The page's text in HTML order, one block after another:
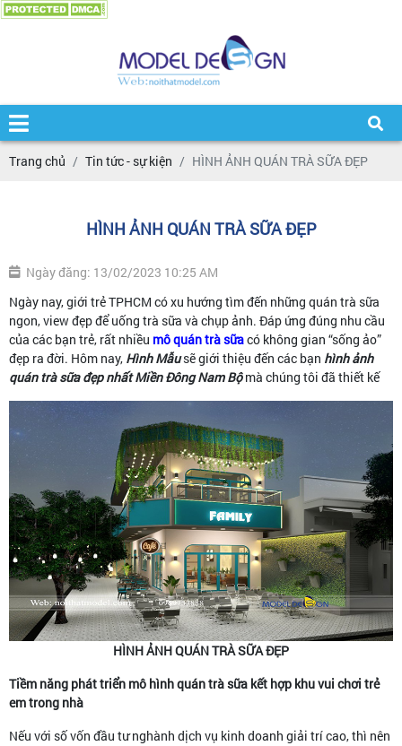
Trang chủ Tin tức - sự kiện HÌNH ẢNH QUÁN TRÀ SỮA ĐẸP
HÌNH ẢNH QUÁN TRÀ SỮA ĐẸP
Ngày đăng: 13/02/2023 10:25 AM
Ngày nay, giới trẻ TPHCM có xu hướng tìm đến những quán trà sữa
ngon, view đẹp để uống trà sữa và chụp ảnh. Đáp ứng đúng nhu cầu
của các bạn trẻ, rất nhiều mô quán trà sữacó không gian “sống ảo”
đẹp ra đời. Hôm nay, Hình Mẫusẽ giới thiệu đến các bạn hình ảnh
quán trà sữa đẹp nhất Miền Đông Nam Bộmà chúng tôi đã thiết kế
HÌNH ẢNH QUÁN TRÀ SỮA ĐẸP
Tiềm năng phát triển mô hình quán trà sữa kết hợp khu vui chơi trẻ
em trong nhà
Nếu với số vốn đầu tư nghành dịch vụ kinh doanh giải trí cao, thì nên